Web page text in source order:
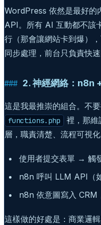
WordPress 依然是最好的
API。所有 AI 互動都不該
行（那會讓網站卡到爆）
同步處理，前台只負責快速
2. 神經網絡：n8n
這是我最推崇的組合。不
functions.php
裡，那
層，職責清楚、流程可視化
使用者提交表單 → 觸
n8n 呼叫 LLM API（
n8n 依意圖寫入 CRM
這樣做的好處是：商業邏